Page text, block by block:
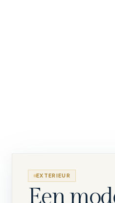
EXTERIEUR
Een